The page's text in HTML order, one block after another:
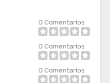
0 Comentarios
0 Comentarios
0 Comentarios